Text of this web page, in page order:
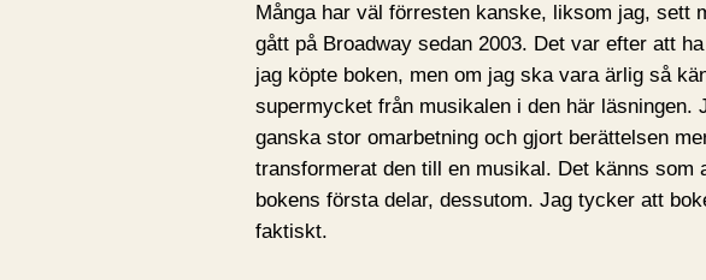
Många har väl förresten kanske, liksom jag, sett
gått på Broadway sedan 2003. Det var efter att
jag köpte boken, men om jag ska vara ärlig så
supermycket från musikalen i den här läsningen.
ganska stor omarbetning och gjort berättelsen
transformerat den till en musikal. Det känns som
bokens första delar, dessutom. Jag tycker att
faktiskt.